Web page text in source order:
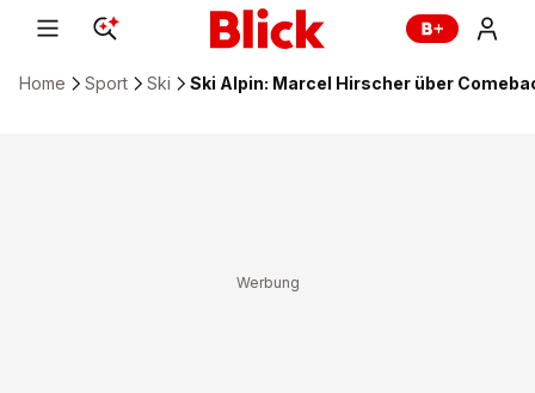
Home Sport Ski Ski Alpin: Marcel Hirscher über